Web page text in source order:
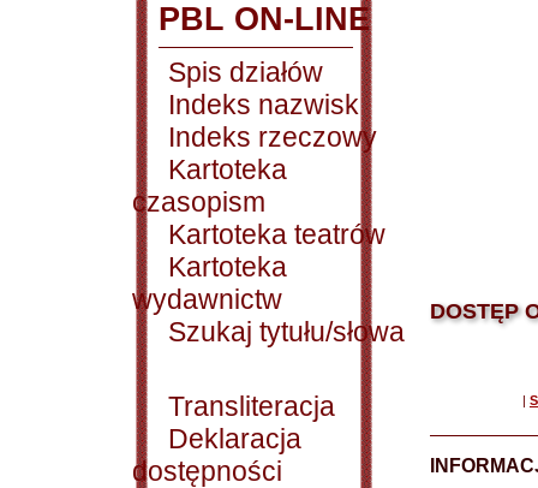
PBL ON-LINE
Spis działów
Indeks nazwisk
Indeks rzeczowy
Kartoteka
czasopism
Kartoteka teatrów
Kartoteka
wydawnictw
Szukaj tytułu/słowa
Transliteracja
Deklaracja
dostępności
DOSTĘP
|